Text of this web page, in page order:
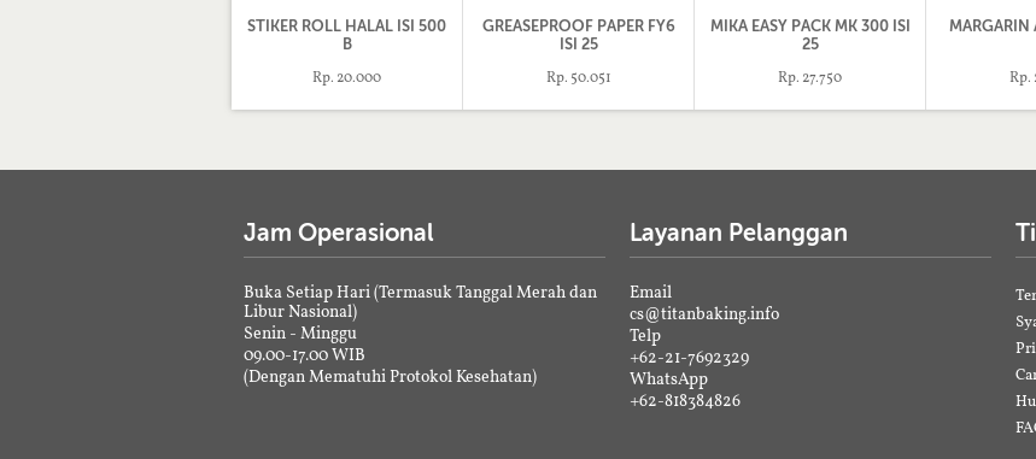
STIKER ROLL HALAL ISI 500
B
Rp. 20.000
GREASEPROOF PAPER FY6
ISI 25
Rp. 50.051
MIKA EASY PACK MK 300 ISI
25
Rp. 27.750
MARGARIN
Rp.
Jam Operasional
Buka Setiap Hari (Termasuk Tanggal Merah dan
Libur Nasional)
Senin - Minggu
09.00-17.00 WIB
(Dengan Mematuhi Protokol Kesehatan)
Layanan Pelanggan
Email
cs@titanbaking.info
Telp
+62-21-7692329
WhatsApp
+62-818384826